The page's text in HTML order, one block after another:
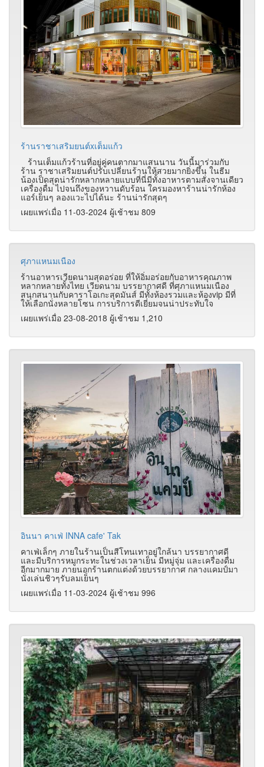
ร้านราชาเสริมยนต์xเต็มแก้ว
ร้านเต็มแก้วร้านที่อยู่คู่คนตากมาแสนนาน วันนี้มาร่วมกับ
ร้าน ราชาเสริมยนต์ปรับเปลี่ยนร้านให้สวยมากยิ่งขึ้น ในธีม
น้องเป็ดสุดน่ารักหลากหลายแบบที่นี่มีทั้งอาหารตามสั่งจานเดียว
เครื่องดื่ม ไปจนถึงของหวานดับร้อน ใครมองหาร้านน่ารักห้อง
แอร์เย็นๆ ลองแวะไปได้นะ ร้านน่ารักสุดๆ
เผยแพร่เมื่อ 11-03-2024 ผู้เช้าชม 809
ศุภาแหนมเนือง
ร้านอาหารเวียดนามสุดอร่อย ที่ให้อิ่มอร่อยกับอาหารคุณภาพ
หลากหลายทั้งไทย เวียดนาม บรรยากาศดี ที่ศุภาแหนมเนือง
สนุกสนานกับคาราโอเกะสุดมันส์ มีทั้งห้องรวมและห้องvip มีที่
ให้เลือกนั่งหลายโซน การบริการดีเยี่ยมจนน่าประทับใจ
เผยแพร่เมื่อ 23-08-2018 ผู้เช้าชม 1,210
อินนา คาเฟ่ INNA cafe' Tak
คาเฟ่เล็กๆ ภายในร้านเป็นสีโทนเทาอยู่ใกล้นา บรรยากาศดี
และมีบริการหมูกระทะในช่วงเวลาเย็น มีหมู่จุ่ม และเครื่องดื่ม
อีกมากมาย ภายนอกร้านตกแต่งด้วยบรรยากาศ กลางแคมป์มา
นั่งเล่นชิวๆรับลมเย็นๆ
เผยแพร่เมื่อ 11-03-2024 ผู้เช้าชม 996